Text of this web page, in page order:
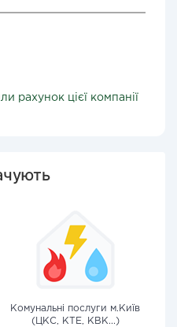
рахунок цієї компанії
Комунальні послуги м.Київ
(ЦКС, КТЕ, КВК...)